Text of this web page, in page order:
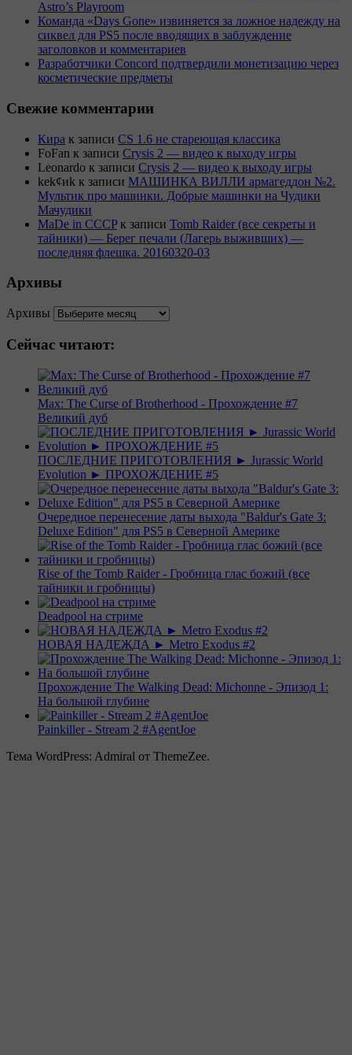
Astro’s Playroom
Команда «Days Gone» извиняется за ложное надежду на
сиквел для PS5 после вводящих в заблуждение
заголовков и комментариев
Разработчики Concord подтвердили монетизацию через
косметические предметы
Свежие комментарии
Кира к записи CS 1.6 не стареющая классика
FoFan к записи Crysis 2 — видео к выходу игры
Leonardo к записи Crysis 2 — видео к выходу игры
kek¢иk к записи МАШИНКА ВИЛЛИ армагеддон №2.
Мультик про машинки. Добрые машинки на Чудики
Мачудики
MaDe in CCCP к записи Tomb Raider (все секреты и
тайники) — Берег печали (Лагерь выживших) —
последняя флешка. 20160320-03
Архивы
Архивы
Сейчас читают:
Max: The Curse of Brotherhood - Прохождение #7
Великий дуб
ПОСЛЕДНИЕ ПРИГОТОВЛЕНИЯ ► Jurassic World
Evolution ► ПРОХОЖДЕНИЕ #5
Очередное перенесение даты выхода "Baldur's Gate 3:
Deluxe Edition" для PS5 в Северной Америке
Rise of the Tomb Raider - Гробница глас божий (все
тайники и гробницы)
Deadpool на стриме
НОВАЯ НАДЕЖДА ► Metro Exodus #2
Прохождение The Walking Dead: Michonne - Эпизод 1:
На большой глубине
Painkiller - Stream 2 #AgentJoe
Тема WordPress: Admiral от ThemeZee.